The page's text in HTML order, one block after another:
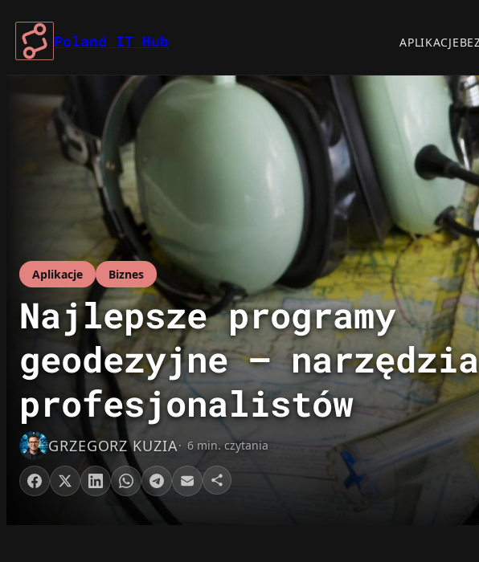
Przejdź
do
treści
Poland IT Hub APLIKACJE
Aplikacje Biznes
Najlepsze programy
geodezyjne –
profesjonalistów
GRZEGORZ KUZIA 6 min. czytania